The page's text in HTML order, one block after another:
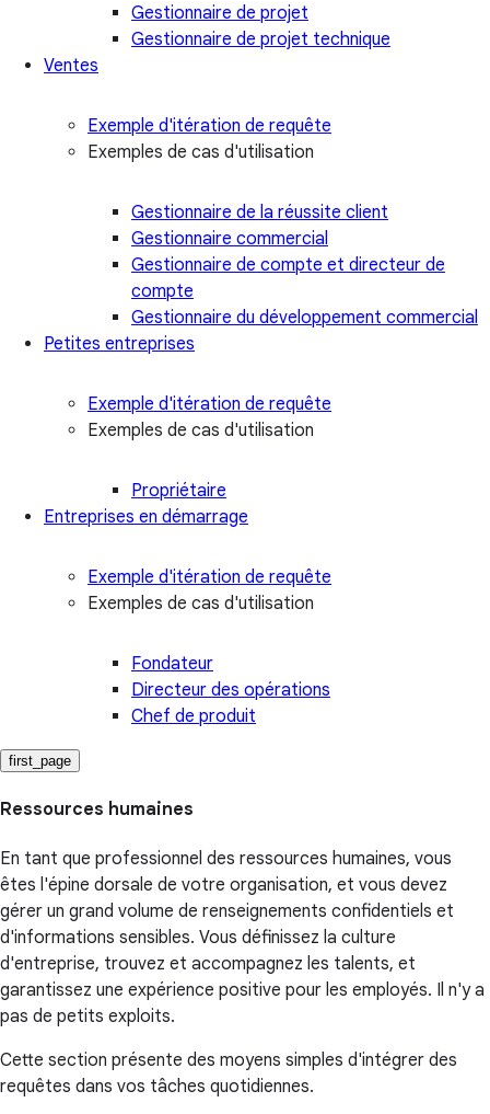
Gestionnaire de projet
Gestionnaire de projet technique
Ventes
Exemple d'itération de requête
Exemples de cas d'utilisation
Gestionnaire de la réussite client
Gestionnaire commercial
Gestionnaire de compte et directeur de
compte
Gestionnaire du développement commercial
Petites entreprises
Exemple d'itération de requête
Exemples de cas d'utilisation
Propriétaire
Entreprises en démarrage
Exemple d'itération de requête
Exemples de cas d'utilisation
Fondateur
Directeur des opérations
Chef de produit
first_page
Ressources humaines
En tant que professionnel des ressources humaines, vous
êtes l'épine dorsale de votre organisation, et vous devez
gérer un grand volume de renseignements confidentiels et
d'informations sensibles. Vous définissez la culture
d'entreprise, trouvez et accompagnez les talents, et
garantissez une expérience positive pour les employés. Il n'y a
pas de petits exploits.
Cette section présente des moyens simples d'intégrer des
requêtes dans vos tâches quotidiennes.